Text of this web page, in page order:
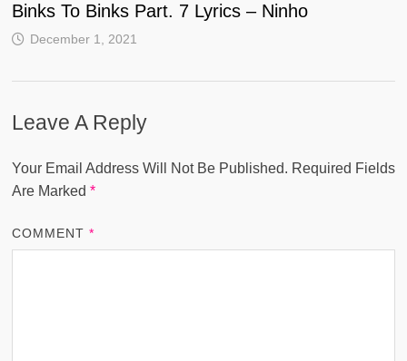
Binks To Binks Part. 7 Lyrics – Ninho
December 1, 2021
Leave A Reply
Your Email Address Will Not Be Published. Required Fields
Are Marked *
COMMENT*